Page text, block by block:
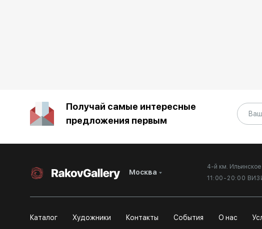
Получай самые интересные
предложения первым
Москва
4-й км.
11:00-20:00
Каталог Художники Контакты События О нас